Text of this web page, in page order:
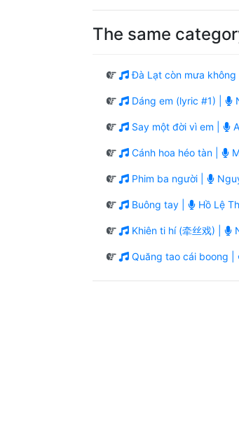
The same
Đà Lạt còn mưa không
Dáng em (lyric #1) |
Say một đời vì em |
Cánh hoa héo tàn |
Phim ba người |
Buông tay | Hồ Lệ
Khiên ti hí (牵丝戏) |
Quăng tao cái boong |